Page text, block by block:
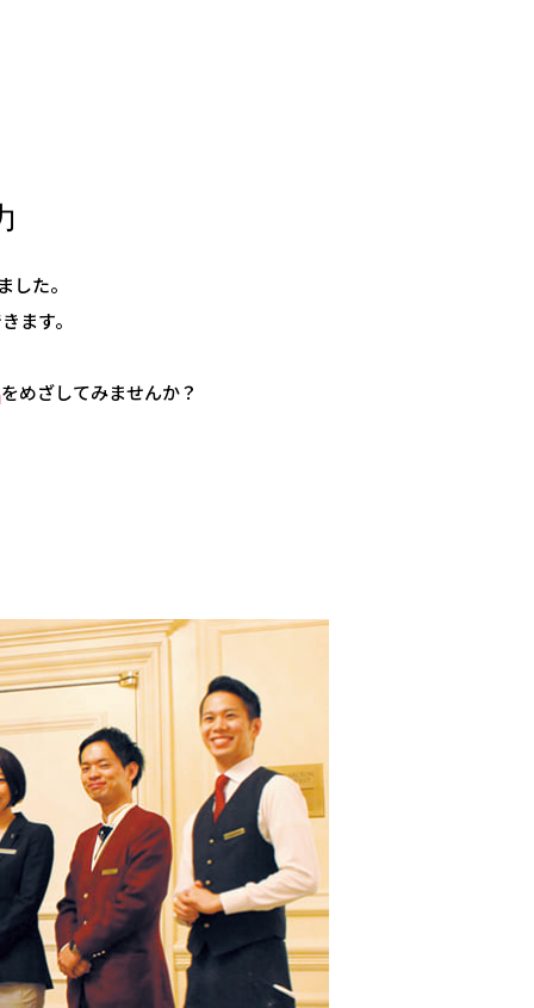
た。
ます。
をめざしてみませんか？